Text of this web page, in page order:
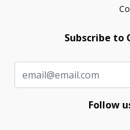
Subscribe to
Follow